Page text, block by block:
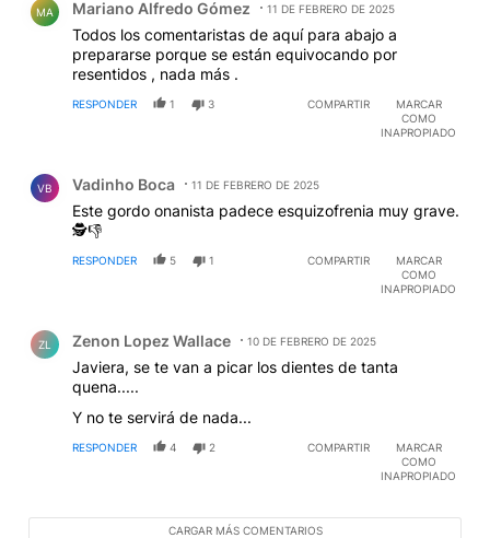
MA Mariano Alfredo Gómez 11 DE FEBRERO DE 2025
Todos los comentaristas de aquí para abajo a
prepararse porque se están equivocando por
resentidos , nada más .
RESPONDER 1 3 COMPARTIR
MARCAR
COMO
INAPROPIADO
VB Vadinho Boca 11 DE FEBRERO DE 2025
Este gordo onanista padece esquizofrenia muy grave.
🕵️👎
RESPONDER 5 1 COMPARTIR
MARCAR
COMO
INAPROPIADO
ZL Zenon Lopez Wallace 10 DE FEBRERO DE 2025
Javiera, se te van a picar los dientes de tanta
quena.....
Y no te servirá de nada...
RESPONDER 4 2 COMPARTIR
MARCAR
COMO
INAPROPIADO
CARGAR MÁS COMENTARIOS